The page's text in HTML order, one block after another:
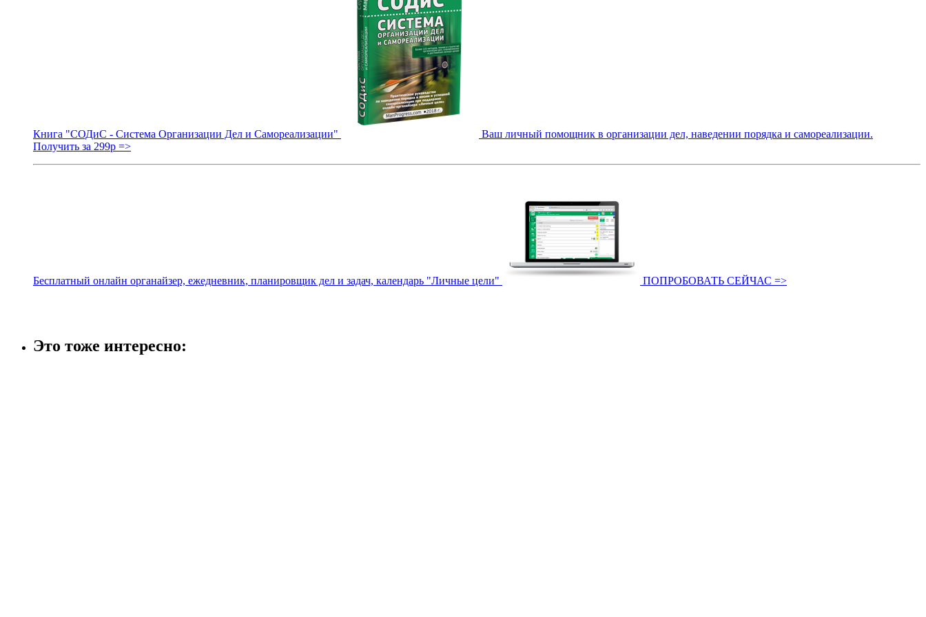
Книга "СОДиС - Система Организации Дел и Самореализации"
Ваш личный помощник в организации дел, наведении порядка и самореализации.
Получить за 299р =>
Бесплатный онлайн органайзер, ежедневник, планировщик дел и задач, календарь "Личные цели" ПОПРОБОВАТЬ СЕЙЧАС =>
Это тоже интересно: